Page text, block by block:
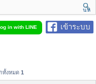
e
n
a
นห
า
เข้าระบบ
in with LINE
ทั้งหมด 1